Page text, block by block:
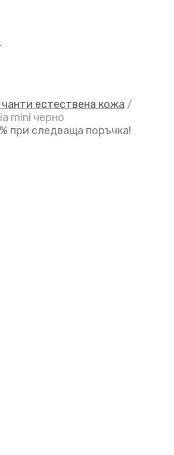
естествена кожа /
mini черно
при следваща поръчка!